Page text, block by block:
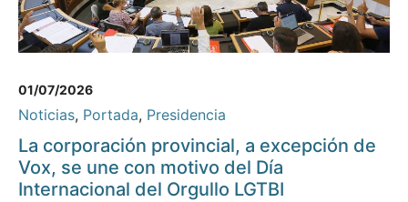
01/07/2026
Noticias, Portada, Presidencia
La corporación provincial, a excepción de
Vox, se une con motivo del Día
Internacional del Orgullo LGTBI